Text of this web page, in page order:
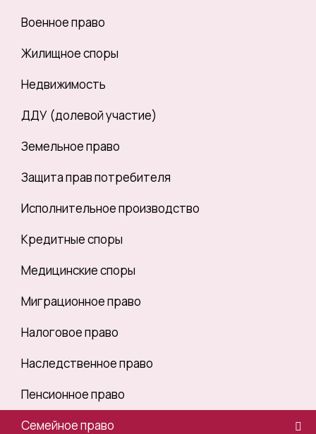
Военное право
Жилищное споры
Недвижимость
ДДУ (долевой участие)
Земельное право
Защита прав потребителя
Исполнительное производство
Кредитные споры
Медицинские споры
Миграционное право
Налоговое право
Наследственное право
Пенсионное право
Семейное право